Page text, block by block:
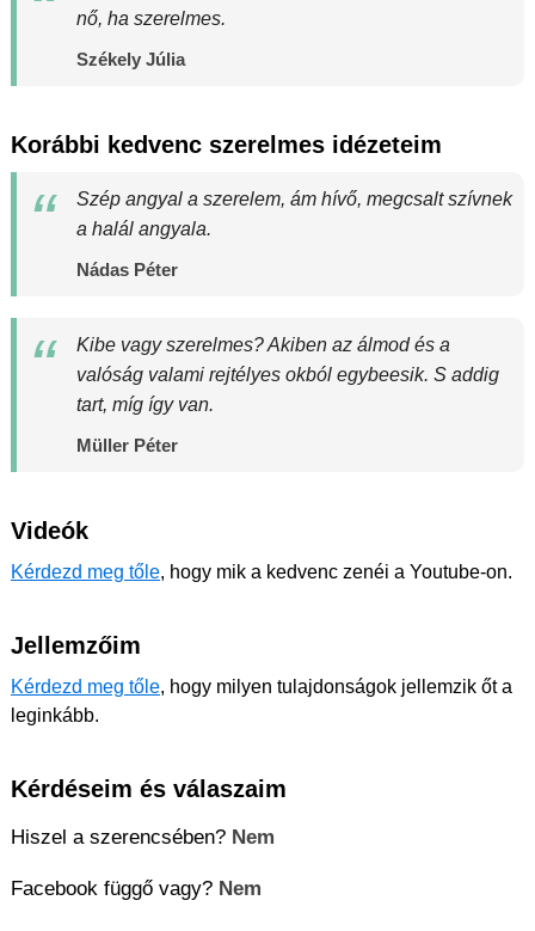
nő, ha szerelmes.
Székely Júlia
Korábbi kedvenc szerelmes idézeteim
Szép angyal a szerelem, ám hívő, megcsalt szívnek
a halál angyala.
Nádas Péter
Kibe vagy szerelmes? Akiben az álmod és a
valóság valami rejtélyes okból egybeesik. S addig
tart, míg így van.
Müller Péter
Videók
Kérdezd meg tőle, hogy mik a kedvenc zenéi a Youtube-on.
Jellemzőim
Kérdezd meg tőle, hogy milyen tulajdonságok jellemzik őt a
leginkább.
Kérdéseim és válaszaim
Hiszel a szerencsében? Nem
Facebook függő vagy? Nem